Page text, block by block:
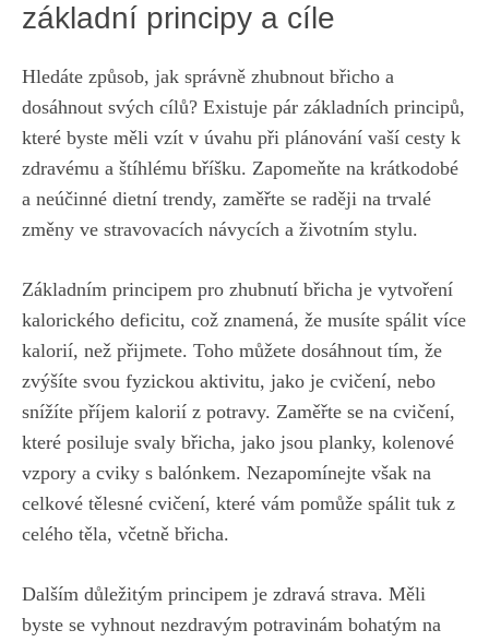
základní ‌principy a cíle
Hledáte způsob,​ jak správně zhubnout břicho a
dosáhnout svých cílů? Existuje pár základních⁢ principů,
které byste měli vzít v úvahu při plánování vaší​ cesty ⁤k
zdravému a štíhlému ⁢bříšku. Zapomeňte na krátkodobé
a neúčinné dietní trendy, zaměřte se⁣ raději​ na trvalé
změny ve stravovacích návycích a životním ⁢stylu.
Základním ⁢principem pro ⁤zhubnutí břicha je vytvoření
kalorického deficitu, což znamená, že musíte spálit více
kalorií, než‌ přijmete. Toho můžete dosáhnout tím, že
zvýšíte svou fyzickou aktivitu, jako je ⁣cvičení, ​nebo
snížíte příjem kalorií z potravy. Zaměřte se⁢ na cvičení,‌
které posiluje svaly břicha, jako jsou planky, kolenové⁤
vzpory a cviky s balónkem. Nezapomínejte však na
celkové tělesné cvičení, které vám pomůže spálit tuk z
celého těla, včetně břicha.
Dalším důležitým principem je zdravá strava. Měli
byste se vyhnout nezdravým potravinám bohatým‌ na